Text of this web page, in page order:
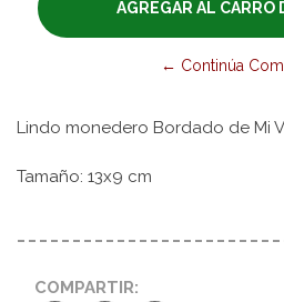
← Continúa
Lindo monedero Bordado de Mi
Tamaño: 13x9 cm
COMPARTIR: